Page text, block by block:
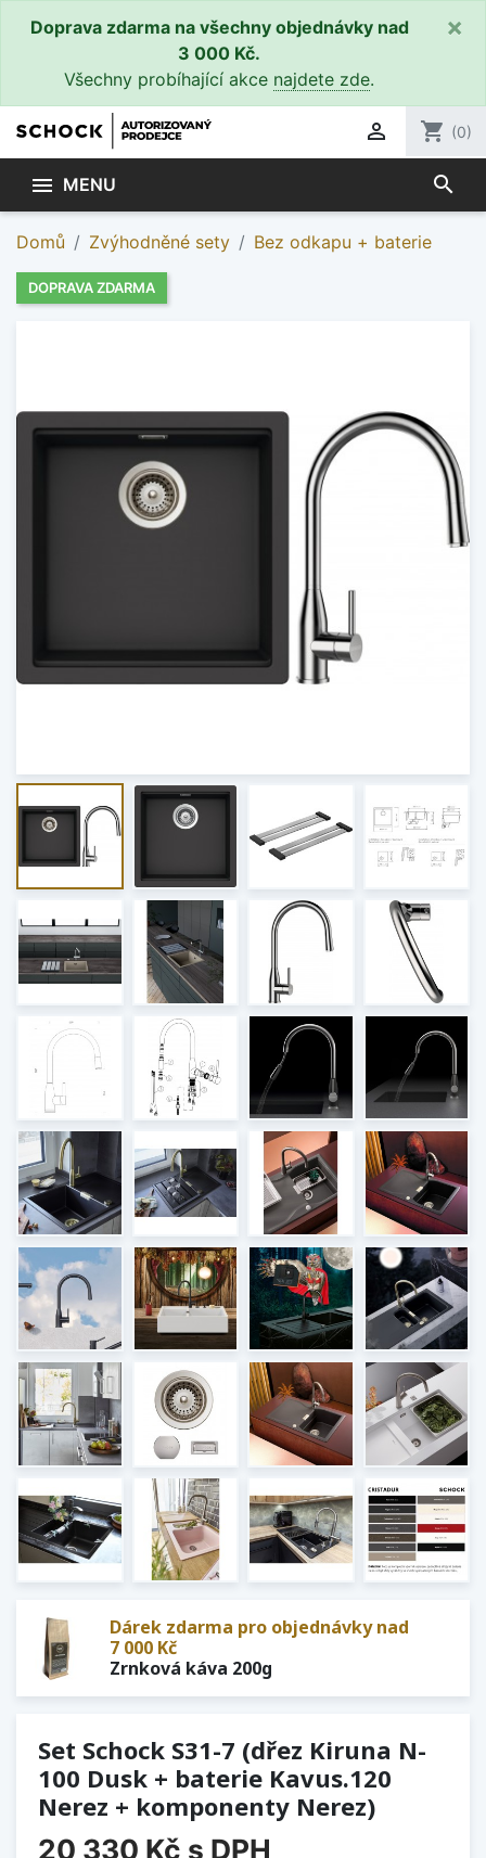
Doprava zdarma na všechny objednávky nad
3 000 Kč.
Všechny probíhající akce najdete zde.
×
 shopping_cart (0)
 MENU search
Domů Zvýhodněné sety Bez odkapu + baterie
DOPRAVA ZDARMA
Dárek zdarma pro objednávky nad
7 000 Kč
Zrnková káva 200g
Set Schock S31-7 (dřez Kiruna N-
100 Dusk + baterie Kavus.120
Nerez + komponenty Nerez)
20 330 Kč s DPH